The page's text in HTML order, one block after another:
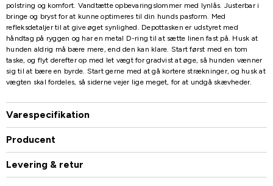
polstring og komfort. Vandtætte opbevaringslommer med lynlås. Justerbar i
bringe og bryst for at kunne optimeres til din hunds pasform. Med
refleksdetaljer til at give øget synlighed. Depottasken er udstyret med
håndtag på ryggen og har en metal D-ring til at sætte linen fast på. Husk at
hunden aldrig må bære mere, end den kan klare. Start først med en tom
taske, og flyt derefter op med let vægt for gradvist at øge, så hunden vænner
sig til at bære en byrde. Start gerne med at gå kortere strækninger, og husk at
vægten skal fordeles, så siderne vejer lige meget, for at undgå skævheder.
Varespecifikation
Producent
Levering & retur